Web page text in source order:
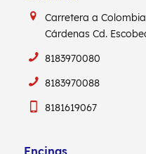
Carretera a
CárdenasCd.
8183970080
8183970088
8181619067
Encinas